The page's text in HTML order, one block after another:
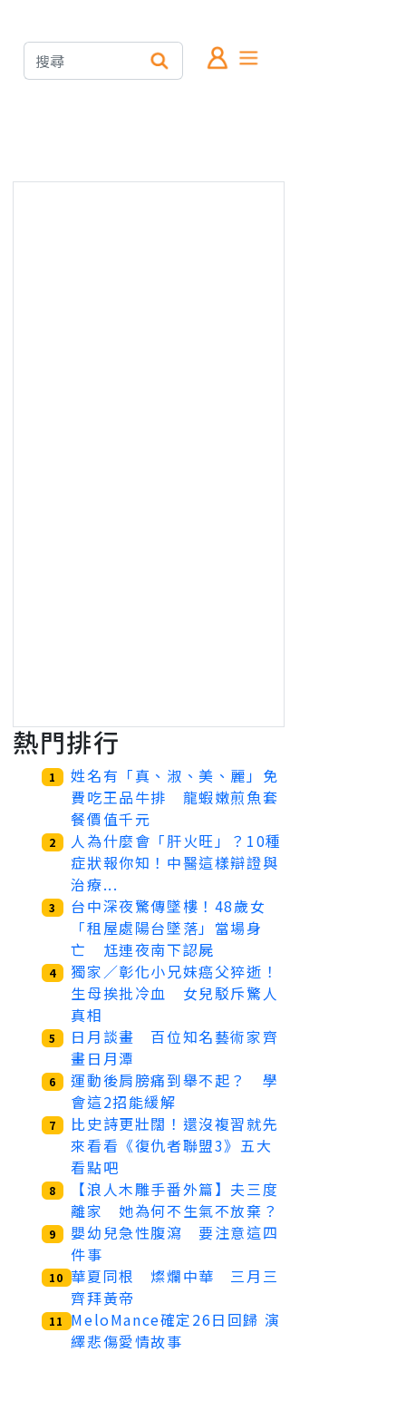
熱門排行
1
姓名有「真、淑、美、麗」免
費吃王品牛排 龍蝦嫩煎魚套
餐價值千元
2
人為什麼會「肝火旺」？10種
症狀報你知！中醫這樣辯證與
治療...
3
台中深夜驚傳墜樓！48歲女
「租屋處陽台墜落」當場身
亡 尪連夜南下認屍
4
獨家／彰化小兄妹癌父猝逝！
生母挨批冷血 女兒駁斥驚人
真相
5
日月談畫 百位知名藝術家齊
畫日月潭
6
運動後肩膀痛到舉不起？ 學
會這2招能緩解
7
比史詩更壯闊！還沒複習就先
來看看《復仇者聯盟3》五大
看點吧
8
【浪人木雕手番外篇】夫三度
離家 她為何不生氣不放棄？
9
嬰幼兒急性腹瀉 要注意這四
件事
10 華夏同根 燦爛中華 三月三
齊拜黃帝
11
MeloMance確定26日回歸 演
繹悲傷愛情故事